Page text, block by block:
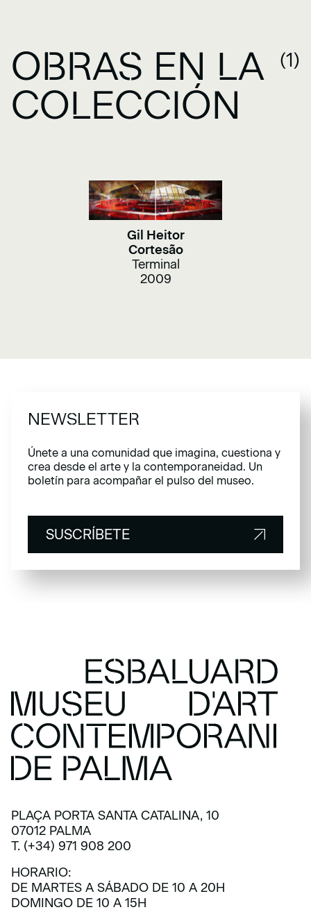
OBRAS EN LA
COLECCIÓN
(1)
Gil Heitor
Cortesão
Terminal
2009
NEWSLETTER
Únete a una comunidad que imagina, cuestiona y
crea desde el arte y la contemporaneidad. Un
boletín para acompañar el pulso del museo.
SUSCRÍBETE
SUSCRÍBETE
PLAÇA PORTA SANTA CATALINA, 10
07012 PALMA
T. (+34) 971 908 200
HORARIO:
DE MARTES A SÁBADO DE 10 A 20H
DOMINGO DE 10 A 15H